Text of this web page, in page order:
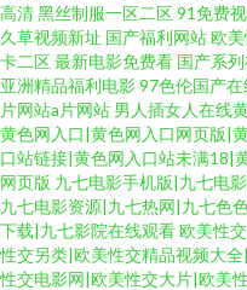
高清黑丝制服一区二区91免费
久草视频新址 国产福利网站欧
卡二区最新电影免费看 国产系
亚洲精品福利电影97色伦国产在
片网站a片网站 男人插女人在线
黄色网入口|黄色网入口网页版|
口站链接|黄色网入口站未满18|
网页版 九七电影手机版|九七电
九七电影资源|九七热网|九七色
下载|九七影院在线观看欧美性
性交另类|欧美性交精品视频大
性交电影网|欧美性交大片|欧美